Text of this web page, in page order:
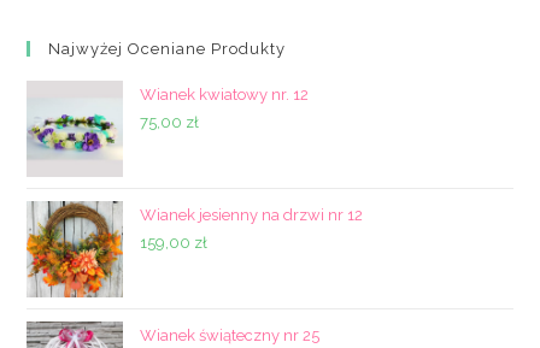
Najwyżej Oceniane Produkty
Wianek kwiatowy nr. 12
75,00 zł
Wianek jesienny na drzwi nr 12
159,00 zł
Wianek świąteczny nr 25